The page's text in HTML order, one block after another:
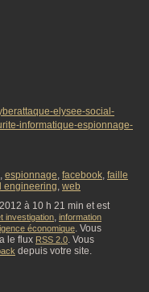
elysee-social-
informatique-espionnage-
, espionnage, facebook, faille
engineering, web
à 10 h 21 min et est
investigation, information
économique. Vous
le flux RSS 2.0. Vous
depuis votre site.